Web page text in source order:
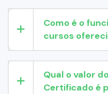
Como é o
cursos
Qual o valor
Certificado é